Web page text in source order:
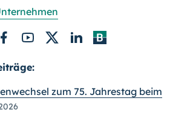
zum 75. Jahrestag beim